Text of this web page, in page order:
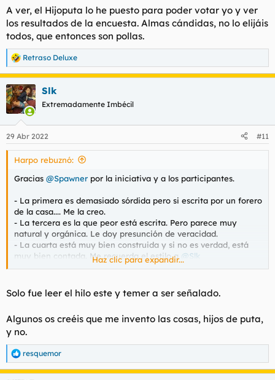
:
A ver, el Hijoputa lo he puesto para poder votar yo y ver
los resultados de la encuesta. Almas cándidas, no lo elijáis
todos, que entonces son pollas.
R
e
c
c
i
e
s
Retraso Deluxe
Slk
Extremadamente Imbécil
29 Abr 2022 #11
Harpo rebuznó:
Gracias @Spawner por la iniciativa y a los participantes.
- La primera es demasiado sórdida pero si escrita por un forero
de la casa.... Me la creo.
- La tercera es la que peor está escrita. Pero parece muy
natural y orgánica. Le doy presunción de veracidad.
- La cuarta está muy bien construida y si no es verdad, está
muy bien contada. Me recuerda el estilo a @Slk
demasiado alpha y sobrada. No me cuadra, demasiado
impostado todo
Haz clic para expandir...
Solo fue leer el hilo este y temer a ser señalado.
Algunos os creéis que me invento las cosas, hijos de puta,
y no.
R
e
resquemor